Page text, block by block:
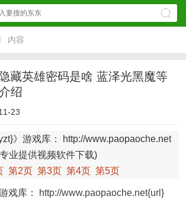
/ 内容
藏英雄密码是啥 蓝泽光黑魔等
绍
23
》游戏库： http://www.paopaoche.net
业提供视频软件下载)
第2页 第3页 第4页 第5页
戏库： http://www.paopaoche.net{url}